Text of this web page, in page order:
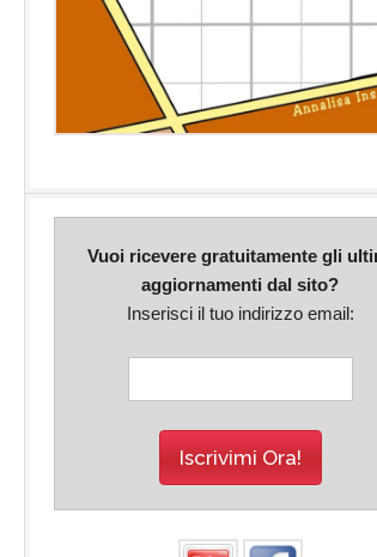
Vuoi ricevere gratuitamente gli
aggiornamenti dal sito?
Inserisci il tuo indirizzo email: